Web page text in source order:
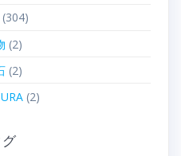
(2)
(2)
(2)
グ